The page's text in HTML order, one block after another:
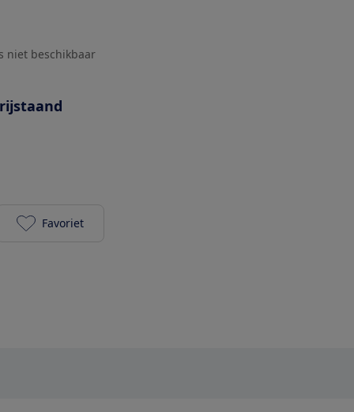
niet beschikbaar
Wisberg WBTMVR55DW toevoegen aan je
Favoriet